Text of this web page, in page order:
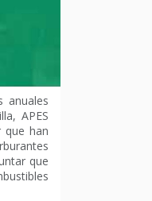
anuales
APES
que han
que